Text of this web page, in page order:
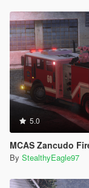
5.0
MCAS Zancudo Fire
By StealthyEagle97